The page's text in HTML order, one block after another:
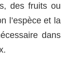
des fruits ou
l’espèce et la
dans